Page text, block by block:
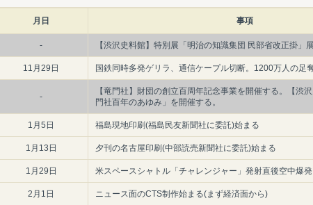
月日 事項
- 【渋沢史料館】特別展「明治の知識集団 民部省改正掛」展
11月29日 国鉄同時多発ゲリラ、通信ケープル切断。1200万人の足
-
【竜門社】財団の創立百周年記念事業を開催する。【渋
門社百年のあゆみ」を開催する。
1月5日 福島現地印刷(福島民友新聞社に委託)始まる
1月13日 夕刊の名古屋印刷(中部読売新聞社に委託)始まる
1月29日 米スペースシャトル「チャレンジャー」発射直後空中爆
2月1日 ニュース面のCTS制作始まる(まず経済面から)